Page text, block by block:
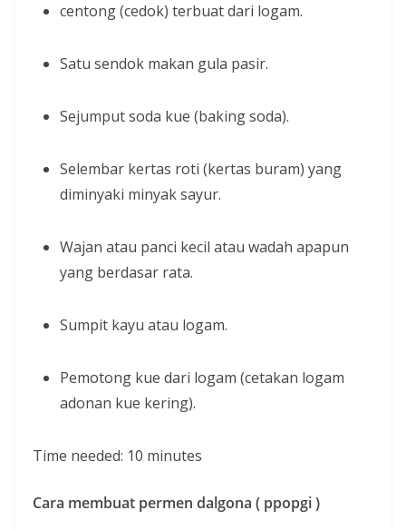
centong (cedok) terbuat dari logam.
Satu sendok makan gula pasir.
Sejumput soda kue (baking soda).
Selembar kertas roti (kertas buram) yang
diminyaki minyak sayur.
Wajan atau panci kecil atau wadah apapun
yang berdasar rata.
Sumpit kayu atau logam.
Pemotong kue dari logam (cetakan logam
adonan kue kering).
Time needed: 10 minutes
Cara membuat permen dalgona ( ppopgi )